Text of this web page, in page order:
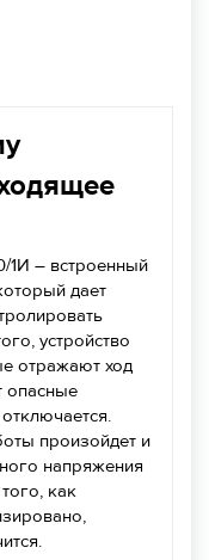
– встроенный
дает
устройство
отражают ход
опасные
произойдет и
напряжения
как